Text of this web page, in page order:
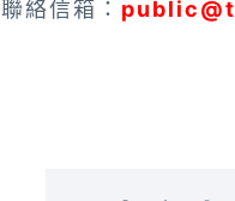
聯絡信箱：